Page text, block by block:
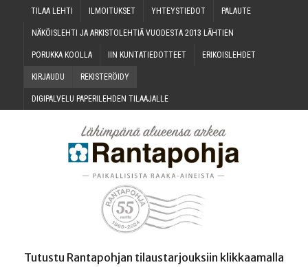
TILAA LEH­TI ILMOI­TUK­SET YHTEYS­TIE­DOT PALAU­TE
NÄKÖIS­LEH­TI JA ARKIS­TO­LEH­TIÄ VUO­DES­TA 2013 LÄHTIEN
PORUK­KA KOOLLA IIN KUN­TA­TIE­DOT­TEET ERI­KOIS­LEH­DET
KIR­JAU­DU REKIS­TE­RÖI­DY
DIGI­PAL­VE­LU PAPE­RI­LEH­DEN TILAAJALLE
Tutustu Rantapohjan tilaustarjouksiin klikkaamalla